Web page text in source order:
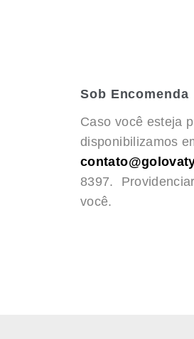
Sob Encomenda
Caso você esteja
disponibilizamos
8397.
você.